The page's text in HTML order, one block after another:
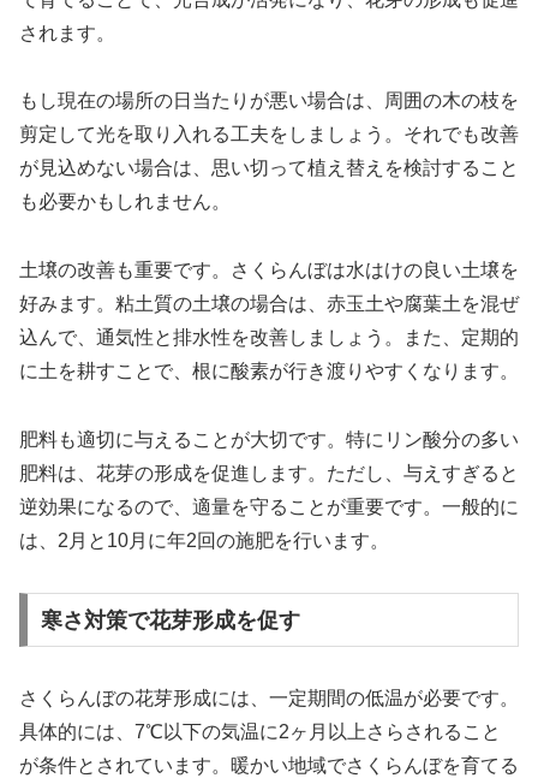
されます。
もし現在の場所の日当たりが悪い場合は、周囲の木の枝を
剪定して光を取り入れる工夫をしましょう。それでも改善
が見込めない場合は、思い切って植え替えを検討すること
も必要かもしれません。
土壌の改善も重要です。さくらんぼは水はけの良い土壌を
好みます。粘土質の土壌の場合は、赤玉土や腐葉土を混ぜ
込んで、通気性と排水性を改善しましょう。また、定期的
に土を耕すことで、根に酸素が行き渡りやすくなります。
肥料も適切に与えることが大切です。特にリン酸分の多い
肥料は、花芽の形成を促進します。ただし、与えすぎると
逆効果になるので、適量を守ることが重要です。一般的に
は、2月と10月に年2回の施肥を行います。
寒さ対策で花芽形成を促す
さくらんぼの花芽形成には、一定期間の低温が必要です。
具体的には、7℃以下の気温に2ヶ月以上さらされること
が条件とされています。暖かい地域でさくらんぼを育てる